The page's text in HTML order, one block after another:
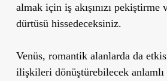
almak için iş akışınızı pekiştirme
dürtüsü hissedeceksiniz.
Venüs, romantik alanlarda da
ilişkileri dönüştürebilecek anlamlı